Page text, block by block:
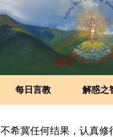
首页
每日言教 解惑之
不希冀任何结果，认真修